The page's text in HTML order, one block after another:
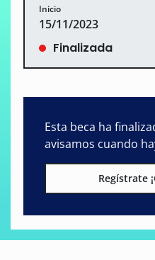
Inicio
15/11/2023
Finalizada
Esta beca ha
avisamos cuando
Regístrate